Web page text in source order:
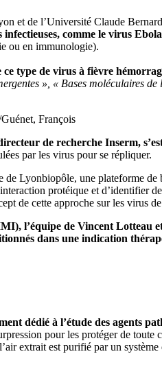
et de l’Université Claude
comme le virus Ebola
ou en immunologie).
type de virus à fièvre
», « Bases moléculaires
François
de recherche Inserm,
par les virus pour se répliquer.
Lyonbiopôle, une plateforme
protéique et d’identifier
de cette approche sur les virus
l’équipe de Vincent Lotteau
dans une indication
dédié à l’étude des agents
pour les protéger de
extrait est purifié par un